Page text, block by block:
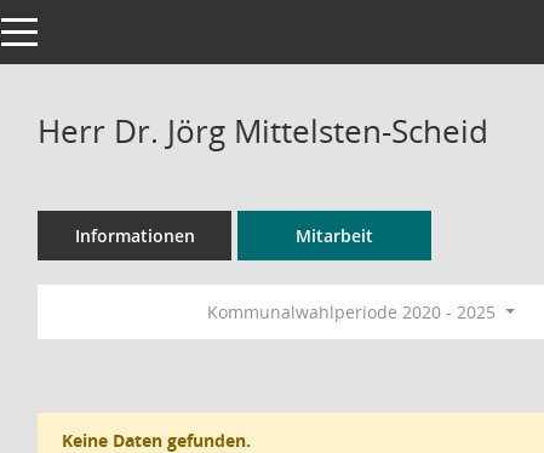
Toggle navigation
Herr Dr. Jörg Mittelsten-Scheid
Informationen Mitarbeit
Kommunalwahlperiode 2020 - 2025
Keine Daten gefunden.